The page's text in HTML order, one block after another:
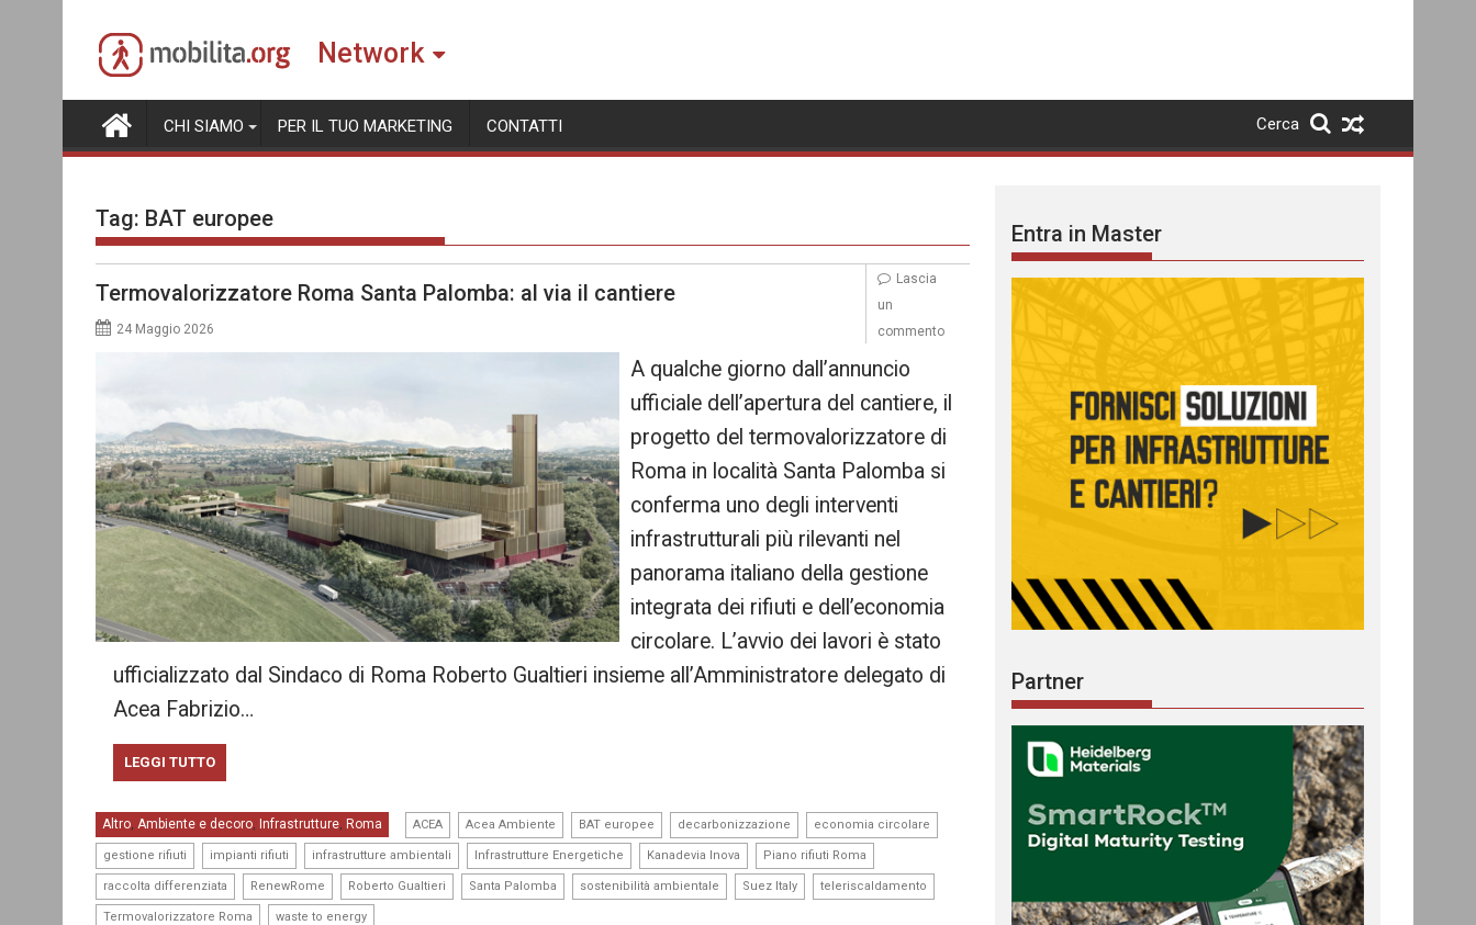
content
Network
CHI SIAMO PER IL TUO MARKETING CONTATTI Cerca
Tag: BAT europee
Termovalorizzatore Roma Santa Palomba: al via il cantiere
24 Maggio 2026
A qualche giorno dall’annuncio
ufficiale dell’apertura del cantiere, il
progetto del termovalorizzatore di
Roma in località Santa Palomba si
conferma uno degli interventi
infrastrutturali più rilevanti nel
panorama italiano della gestione
integrata dei rifiuti e dell’economia
circolare. L’avvio dei lavori è stato
ufficializzato dal Sindaco di Roma Roberto Gualtieri insieme all’Amministratore delegato di
Acea Fabrizio…
LEGGI TUTTO
Altro, Ambiente e decoro, Infrastrutture, Roma ACEA Acea Ambiente BAT europee decarbonizzazione economia circolare
gestione rifiuti impianti rifiuti infrastrutture ambientali Infrastrutture Energetiche Kanadevia Inova Piano rifiuti Roma
raccolta differenziata RenewRome Roberto Gualtieri Santa Palomba sostenibilità ambientale Suez Italy teleriscaldamento
Termovalorizzatore Roma waste to energy
Lascia
un
commento
Entra in Master
Partner